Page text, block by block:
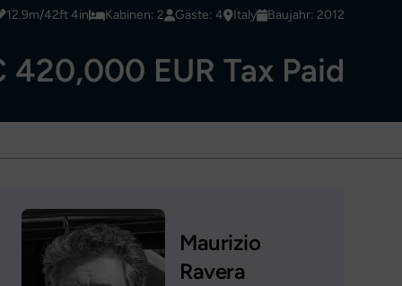
12.9m/42ft 4in Kabinen: 2 Gäste: 4 Italy Baujahr: 2012
420,000 EUR Tax Paid
Maurizio
Ravera